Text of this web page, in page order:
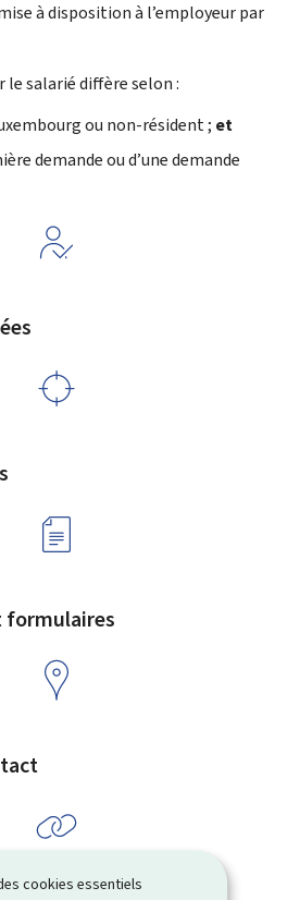
cookies essentiels
à disposition à l’employeur par
le salarié diffère selon :
ou non-résident ; et
demande ou d’une demande
formulaires